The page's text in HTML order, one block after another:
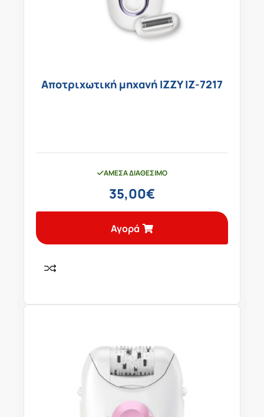
Αποτριχωτική μηχανή IZZY IZ-7217
ΆΜΕΣΑ ΔΙΑΘΈΣΙΜΟ
35,00€
Αγορά